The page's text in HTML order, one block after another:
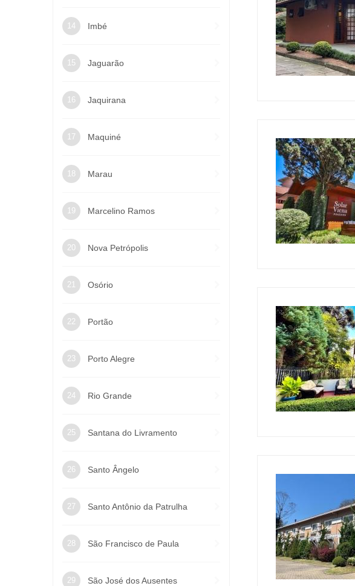
Imbé
Jaguarão
Jaquirana
Maquiné
Marau
Marcelino Ramos
Nova Petrópolis
Osório
Portão
Porto Alegre
Rio Grande
Santana do Livramento
Santo Ângelo
Santo Antônio da Patrulha
São Francisco de Paula
São José dos Ausentes